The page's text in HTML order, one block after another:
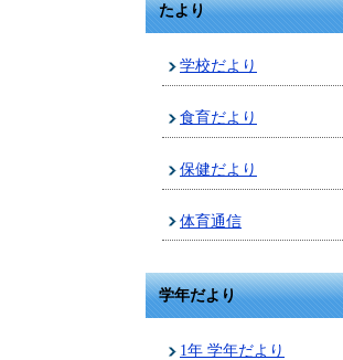
たより
学校だより
食育だより
保健だより
体育通信
学年だより
1年 学年だより